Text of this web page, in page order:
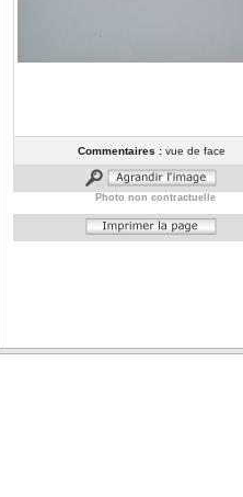
Commentaires :vue de face
Photo non contractuelle